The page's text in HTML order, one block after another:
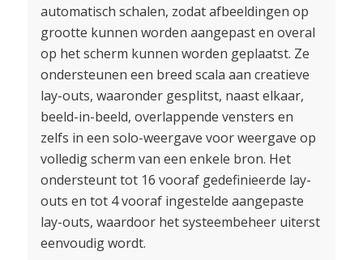
automatisch schalen, zodat afbeeldingen op
grootte kunnen worden aangepast en overal
op het scherm kunnen worden geplaatst. Ze
ondersteunen een breed scala aan creatieve
lay-outs, waaronder gesplitst, naast elkaar,
beeld-in-beeld, overlappende vensters en
zelfs in een solo-weergave voor weergave op
volledig scherm van een enkele bron. Het
ondersteunt tot 16 vooraf gedefinieerde lay-
outs en tot 4 vooraf ingestelde aangepaste
lay-outs, waardoor het systeembeheer uiterst
eenvoudig wordt.